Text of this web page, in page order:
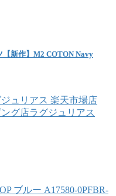
新作】M2 COTON Navy
ュリアス 楽天市場店
ラグジュリアス
ブルー A17580-0PFBR-